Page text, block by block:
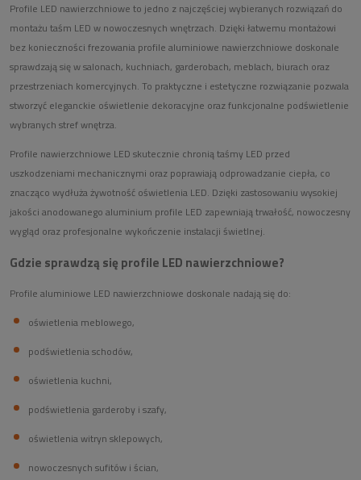
Profile LED nawierzchniowe to jedno z najczęściej wybieranych rozwiązań do
montażu taśm LED w nowoczesnych wnętrzach. Dzięki łatwemu montażowi
bez konieczności frezowania profile aluminiowe nawierzchniowe doskonale
sprawdzają się w salonach, kuchniach, garderobach, meblach, biurach oraz
przestrzeniach komercyjnych. To praktyczne i estetyczne rozwiązanie pozwala
stworzyć eleganckie oświetlenie dekoracyjne oraz funkcjonalne podświetlenie
wybranych stref wnętrza.
Profile nawierzchniowe LED skutecznie chronią taśmy LED przed
uszkodzeniami mechanicznymi oraz poprawiają odprowadzanie ciepła, co
znacząco wydłuża żywotność oświetlenia LED. Dzięki zastosowaniu wysokiej
jakości anodowanego aluminium profile LED zapewniają trwałość, nowoczesny
wygląd oraz profesjonalne wykończenie instalacji świetlnej.
Gdzie sprawdzą się profile LED nawierzchniowe?
Profile aluminiowe LED nawierzchniowe doskonale nadają się do:
oświetlenia meblowego,
podświetlenia schodów,
oświetlenia kuchni,
podświetlenia garderoby i szafy,
oświetlenia witryn sklepowych,
nowoczesnych sufitów i ścian,